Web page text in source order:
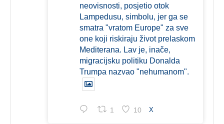
neovisnosti, posjetio otok
Lampedusu, simbolu, jer ga se
smatra "vratom Europe" za sve
one koji riskiraju život prelaskom
Mediterana. Lav je, inače,
migracijsku politiku Donalda
Trumpa nazvao "nehumanom".
1 10 X